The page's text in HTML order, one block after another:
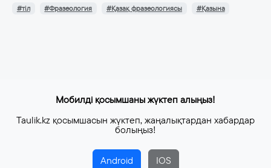
#тіл #Фразеология #Қазақ фразеологиясы #Қазына
Мобилді қосымшаны жүктеп алыңыз!
Taulik.kz қосымшасын жүктеп, жаңалықтардан хабардар
болыңыз!
Android IOS